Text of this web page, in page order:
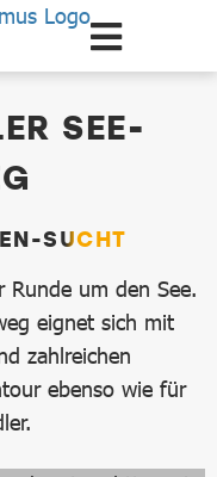
SEE-
SUCHT
um den See.
eignet sich mit
zahlreichen
ebenso wie für